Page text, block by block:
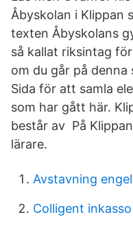
Åbyskolan i Klippan
texten Åbyskolans
så kallat riksintag
om du går på
Sida för att samla
som har gått här.
består av På
lärare.
Avstavning
Colligent